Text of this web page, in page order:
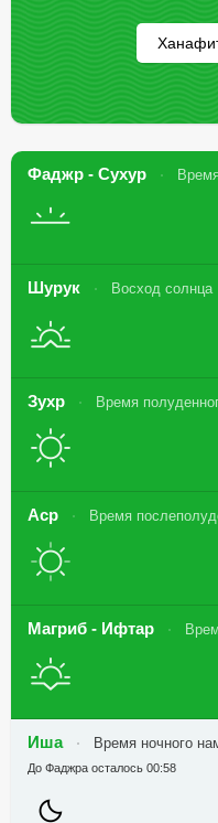
Фаджр - Сухур
Шурук Восход солнца
Зухр Время
Аср Время
Магриб - Ифтар
Иша Время ночного
До Фаджра осталось 00:58